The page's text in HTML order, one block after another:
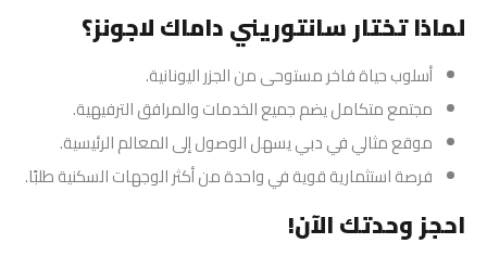
لماذا تختار سانتوريني داماك لاجونز؟
أسلوب حياة فاخر مستوحى من الجزر اليونانية.
مجتمع متكامل يضم جميع الخدمات والمرافق الترفيهية.
موقع مثالي في دبي يسهل الوصول إلى المعالم الرئيسية.
فرصة استثمارية قوية في واحدة من أكثر الوجهات السكنية طلبًا.
احجز وحدتك الآن!